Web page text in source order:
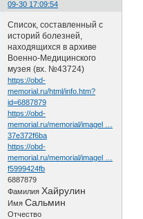
09-30 17:09:54
Список, составленный с
историй болезней,
находящихся в архиве
Военно-Медицинского
музея (вх. №43724)
https://obd-
memorial.ru/html/info.htm?
id=6887879
https://obd-
memorial.ru/memorial/imagel …
37e372f6ba
https://obd-
memorial.ru/memorial/imagel …
f5999424fb
6887879
Фамилия Хайрулин
ИмяСальмин
Отчество